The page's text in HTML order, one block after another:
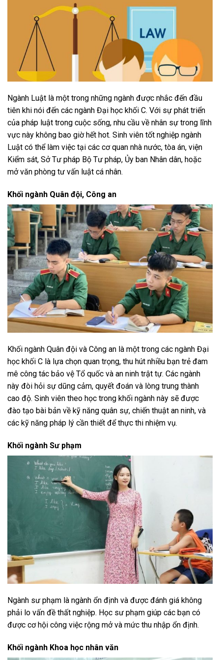
Ngành Luật là một trong những ngành được nhắc đến đầu
tiên khi nói đến các ngành Đại học khối C. Với sự phát triển
của pháp luật trong cuộc sống, nhu cầu về nhân sự trong lĩnh
vực này không bao giờ hết hot. Sinh viên tốt nghiệp ngành
Luật có thể làm việc tại các cơ quan nhà nước, tòa án, viện
Kiểm sát, Sở Tư pháp Bộ Tư pháp, Ủy ban Nhân dân, hoặc
mở văn phòng tư vấn luật cá nhân.
Khối ngành Quân đội, Công an
Khối ngành Quân đội và Công an là một trong các ngành Đại
học khối C là lựa chọn quan trọng, thu hút nhiều bạn trẻ đam
mê công tác bảo vệ Tổ quốc và an ninh trật tự. Các ngành
này đòi hỏi sự dũng cảm, quyết đoán và lòng trung thành
cao độ. Sinh viên theo học trong khối ngành này sẽ được
đào tạo bài bản về kỹ năng quân sự, chiến thuật an ninh, và
các kỹ năng pháp lý cần thiết để thực thi nhiệm vụ.
Khối ngành Sư phạm
Ngành sư phạm là ngành ổn định và được đánh giá không
phải lo vấn đề thất nghiệp. Học sư phạm giúp các bạn có
được cơ hội công việc rộng mở và mức thu nhập ổn định.
Khối ngành Khoa học nhân văn